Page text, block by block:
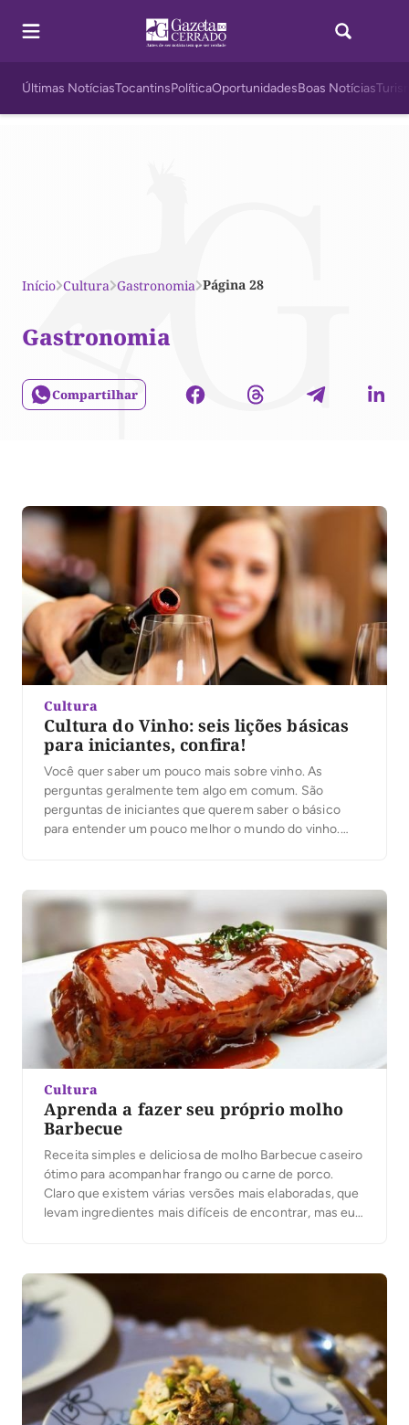
Últimas NotíciasTocantinsPolíticaOportunidadesBoas Notícias
Início Cultura Gastronomia Página 28
Gastronomia
Compartilhar
Cultura
Cultura do Vinho: seis lições básicas
para iniciantes, confira!
Você quer saber um pouco mais sobre vinho. As
perguntas geralmente tem algo em comum. São
perguntas de iniciantes que querem saber o básico
para entender um pouco melhor o mundo do vinho.
vinhos em restaurantes e lojas. Aqui, eu resolvi juntar
[…]
Cultura
Aprenda a fazer seu próprio molho
Barbecue
Receita simples e deliciosa de molho Barbecue caseiro
ótimo para acompanhar frango ou carne de porco.
Claro que existem várias versões mais elaboradas, que
levam ingredientes mais difíceis de encontrar, mas eu
tem em casa. Nada impede […]